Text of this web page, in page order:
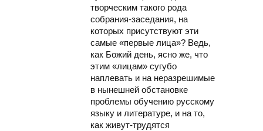
творческим такого рода
собрания-заседания, на
которых присутствуют эти
самые «первые лица»? Ведь,
как Божий день, ясно же, что
этим «лицам» сугубо
наплевать и на неразрешимые
в нынешней обстановке
проблемы обучению русскому
языку и литературе, и на то,
как живут-трудятся